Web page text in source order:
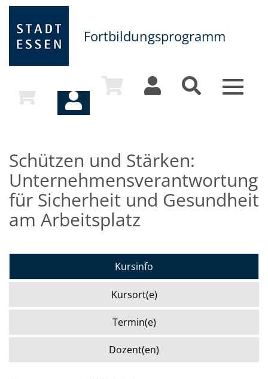
Fortbildungsprogramm
Toggle
Schützen und Stärken:
Unternehmensverantwortung
für Sicherheit und Gesundheit
am Arbeitsplatz
Kursinfo
Kursort(e)
Termin(e)
Dozent(en)